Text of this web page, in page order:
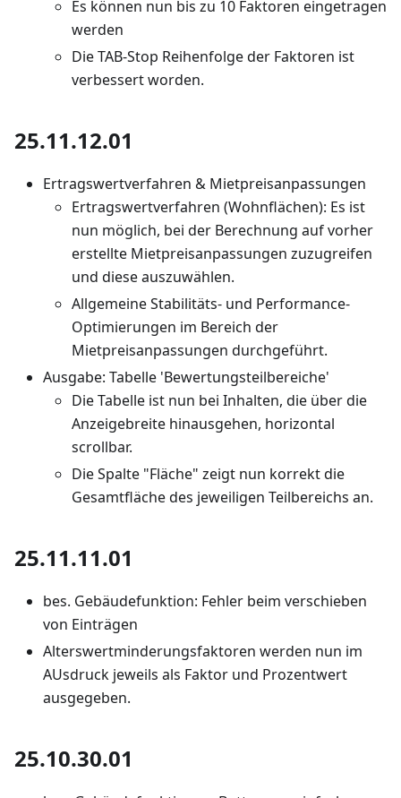
Es können nun bis zu 10 Faktoren eingetragen
werden
Die TAB-Stop Reihenfolge der Faktoren ist
verbessert worden.
25.11.12.01
Ertragswertverfahren & Mietpreisanpassungen
Ertragswertverfahren (Wohnflächen): Es ist
nun möglich, bei der Berechnung auf vorher
erstellte Mietpreisanpassungen zuzugreifen
und diese auszuwählen.
Allgemeine Stabilitäts- und Performance-
Optimierungen im Bereich der
Mietpreisanpassungen durchgeführt.
Ausgabe: Tabelle 'Bewertungsteilbereiche'
Die Tabelle ist nun bei Inhalten, die über die
Anzeigebreite hinausgehen, horizontal
scrollbar.
Die Spalte "Fläche" zeigt nun korrekt die
Gesamtfläche des jeweiligen Teilbereichs an.
25.11.11.01
bes. Gebäudefunktion: Fehler beim verschieben
von Einträgen
Alterswertminderungsfaktoren werden nun im
AUsdruck jeweils als Faktor und Prozentwert
ausgegeben.
25.10.30.01